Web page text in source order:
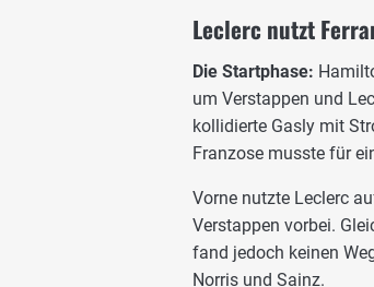
Leclerc nutzt
Die Startphase:
um Verstappen und
kollidierte Gasly mit
Franzose musste für
Vorne nutzte Leclerc
Verstappen vorbei.
fand jedoch keinen
Norris und Sainz.